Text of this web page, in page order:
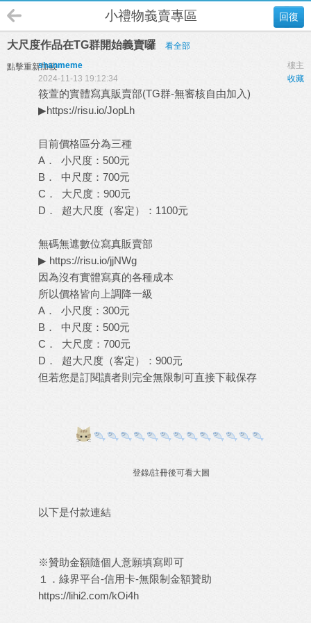
回復
小禮物義賣專區
大尺度作品在TG群開始義賣囉 看全部
點擊重新加載 樓主
shanmeme
收藏
2024-11-13 19:12:34
筱萱的實體寫真販賣部(TG群-無審核自由加入)
▶︎https://risu.io/JopLh
目前價格區分為三種
A． 小尺度：500元
B． 中尺度：700元
C． 大尺度：900元
D． 超大尺度（客定）：1100元
無碼無遮數位寫真販賣部
▶ https://risu.io/jjNWg
因為沒有實體寫真的各種成本
所以價格皆向上調降一級
A． 小尺度：300元
B． 中尺度：500元
C． 大尺度：700元
D． 超大尺度（客定）：900元
但若您是訂閱讀者則完全無限制可直接下載保存
登錄/註冊後可看大圖
以下是付款連結
※贊助金額隨個人意願填寫即可
１．綠界平台-信用卡-無限制金額贊助
https://lihi2.com/kOi4h